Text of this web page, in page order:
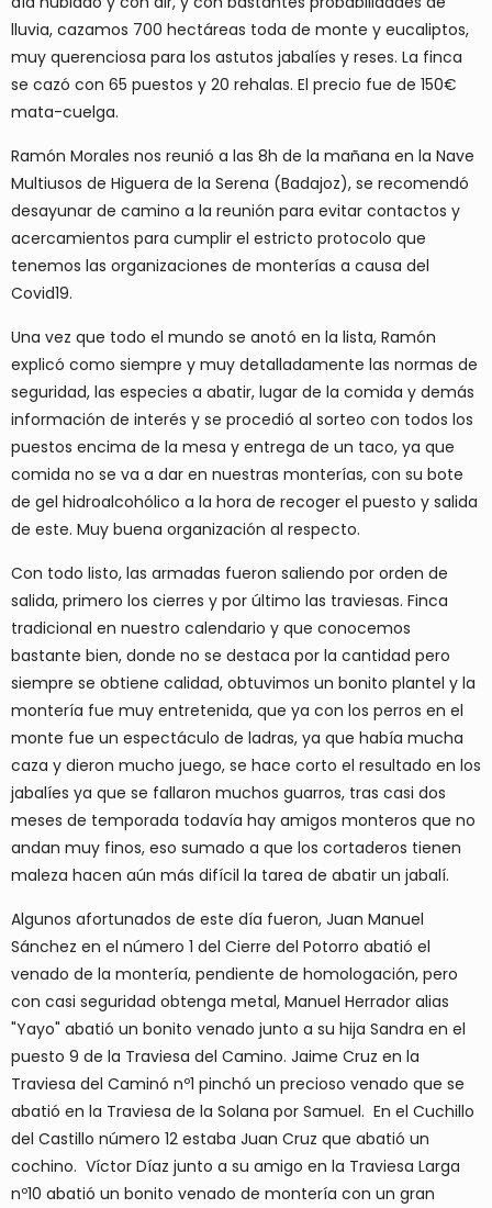
lluvia, cazamos 700 hectáreas toda de monte y eucaliptos,
muy querenciosa para los astutos jabalíes y reses. La finca
se cazó con 65 puestos y 20 rehalas. El precio fue de 150€
mata-cuelga.
Ramón Morales nos reunió a las 8h de la mañana en la Nave
Multiusos de Higuera de la Serena (Badajoz), se recomendó
desayunar de camino a la reunión para evitar contactos y
acercamientos para cumplir el estricto protocolo que
tenemos las organizaciones de monterías a causa del
Covid19.
Una vez que todo el mundo se anotó en la lista, Ramón
explicó como siempre y muy detalladamente las normas de
seguridad, las especies a abatir, lugar de la comida y demás
información de interés y se procedió al sorteo con todos los
puestos encima de la mesa y entrega de un taco, ya que
comida no se va a dar en nuestras monterías, con su bote
de gel hidroalcohólico a la hora de recoger el puesto y salida
de este. Muy buena organización al respecto.
Con todo listo, las armadas fueron saliendo por orden de
salida, primero los cierres y por último las traviesas. Finca
tradicional en nuestro calendario y que conocemos
bastante bien, donde no se destaca por la cantidad pero
siempre se obtiene calidad, obtuvimos un bonito plantel y la
montería fue muy entretenida, que ya con los perros en el
monte fue un espectáculo de ladras, ya que había mucha
caza y dieron mucho juego, se hace corto el resultado en los
jabalíes ya que se fallaron muchos guarros, tras casi dos
meses de temporada todavía hay amigos monteros que no
andan muy finos, eso sumado a que los cortaderos tienen
maleza hacen aún más difícil la tarea de abatir un jabalí.
Algunos afortunados de este día fueron, Juan Manuel
Sánchez en el número 1 del Cierre del Potorro abatió el
venado de la montería, pendiente de homologación, pero
con casi seguridad obtenga metal, Manuel Herrador alias
"Yayo" abatió un bonito venado junto a su hija Sandra en el
puesto 9 de la Traviesa del Camino. Jaime Cruz en la
Traviesa del Caminó nº1 pinchó un precioso venado que se
abatió en la Traviesa de la Solana por Samuel. En el Cuchillo
del Castillo número 12 estaba Juan Cruz que abatió un
cochino. Víctor Díaz junto a su amigo en la Traviesa Larga
nº10 abatió un bonito venado de montería con un gran